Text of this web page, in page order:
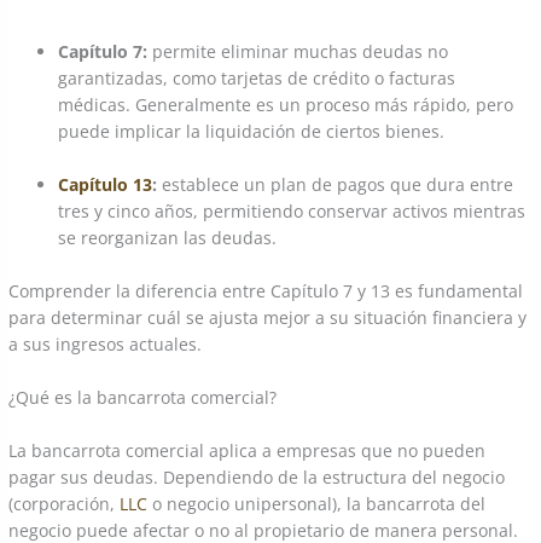
Capítulo 7: permite eliminar muchas deudas no
garantizadas, como tarjetas de crédito o facturas
médicas. Generalmente es un proceso más rápido, pero
puede implicar la liquidación de ciertos bienes.
Capítulo 13: establece un plan de pagos que dura entre
tres y cinco años, permitiendo conservar activos mientras
se reorganizan las deudas.
Comprender la diferencia entre Capítulo 7 y 13 es fundamental
para determinar cuál se ajusta mejor a su situación financiera y
a sus ingresos actuales.
¿Qué es la bancarrota comercial?
La bancarrota comercial aplica a empresas que no pueden
pagar sus deudas. Dependiendo de la estructura del negocio
(corporación, LLC o negocio unipersonal), la bancarrota del
negocio puede afectar o no al propietario de manera personal.